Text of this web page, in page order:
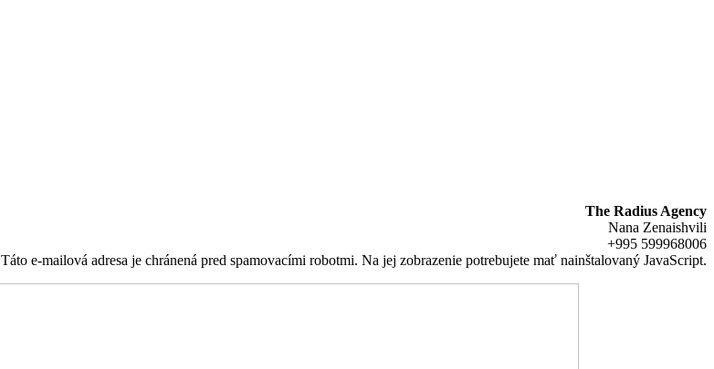
The Radius Agency
Nana Zenaishvili
+995 599968006
Táto e-mailová adresa je chránená pred spamovacími robotmi. Na jej zobrazenie potrebujete mať nainštalovaný JavaScript.